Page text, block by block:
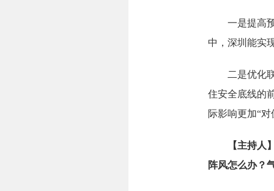
一是提高预
中，深圳能实
二是优化联
住安全底线的
际影响更加“
【主持人
阵风怎么办？